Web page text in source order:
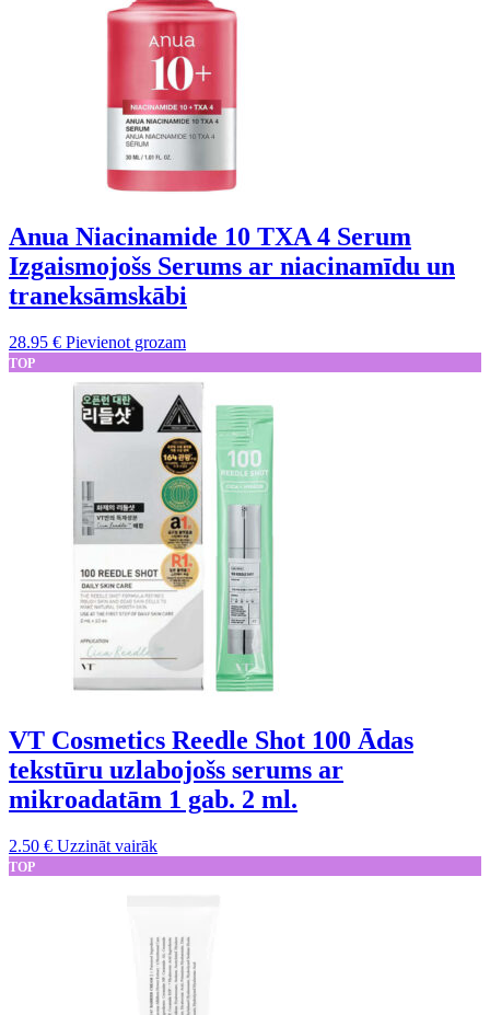
Anua Niacinamide 10 TXA 4 Serum
Izgaismojošs Serums ar niacinamīdu un
traneksāmskābi
28.95 € Pievienot grozam
TOP
VT Cosmetics Reedle Shot 100 Ādas
tekstūru uzlabojošs serums ar
mikroadatām 1 gab. 2 ml.
2.50 € Uzzināt vairāk
TOP